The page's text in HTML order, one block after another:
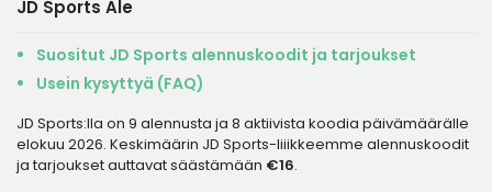
JD Sports Ale
Suositut JD Sports alennuskoodit ja tarjoukset
Usein kysyttyä (FAQ)
JD Sports:lla on 9 alennusta ja 8 aktiivista koodia päivämäärälle
elokuu 2026. Keskimäärin JD Sports-liiikkeemme alennuskoodit
ja tarjoukset auttavat säästämään €16.